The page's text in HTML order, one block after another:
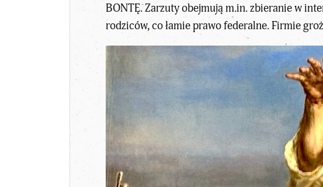
BONTĘ. Zarzuty obejmują m.in. zbieranie w
rodziców, co łamie prawo federalne. Firmie